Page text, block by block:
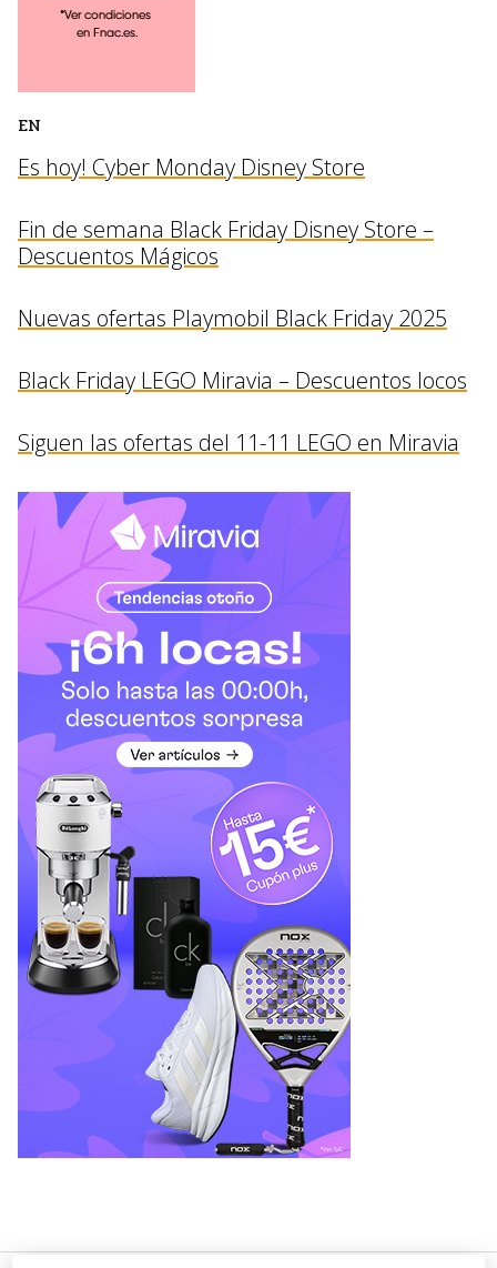
EN
Es hoy! Cyber Monday Disney Store
Fin de semana Black Friday Disney Store –
Descuentos Mágicos
Nuevas ofertas Playmobil Black Friday 2025
Black Friday LEGO Miravia – Descuentos locos
Siguen las ofertas del 11-11 LEGO en Miravia